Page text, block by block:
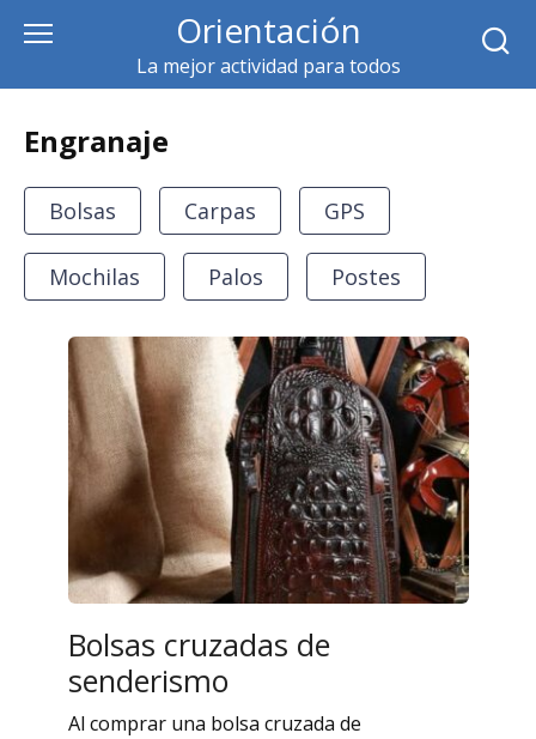
content
Orientación
La mejor actividad para todos
Engranaje
Bolsas Carpas GPS
Mochilas Palos Postes
Bolsas cruzadas de
senderismo
Al comprar una bolsa cruzada de